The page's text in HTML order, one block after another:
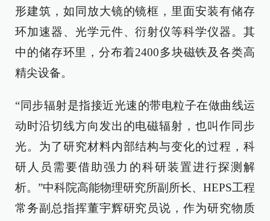
形建筑，如同放大镜的镜框，里面安装有储存
环加速器、光学元件、衍射仪等科学仪器。其
中的储存环里，分布着2400多块磁铁及各类高
精尖设备。
“同步辐射是指接近光速的带电粒子在做曲线运
动时沿切线方向发出的电磁辐射，也叫作同步
光。为了研究材料内部结构与变化的过程，科
研人员需要借助强力的科研装置进行探测解
析。”中科院高能物理研究所副所长、HEPS工程
常务副总指挥董宇辉研究员说，作为研究物质